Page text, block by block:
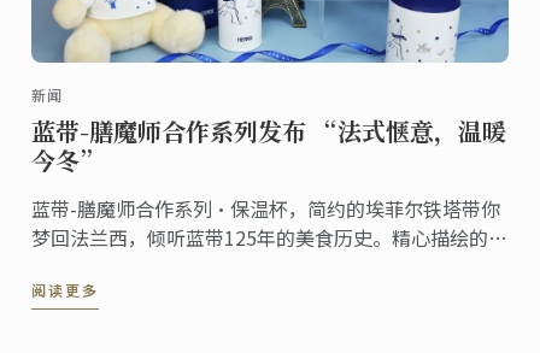
新闻
蓝带-膳魔师合作系列发布 “法式惬意，温暖
今冬”
蓝带-膳魔师合作系列·保温杯，简约的埃菲尔铁塔带你
梦回法兰西，倾听蓝带125年的美食历史。精心描绘的烘
阅读更多